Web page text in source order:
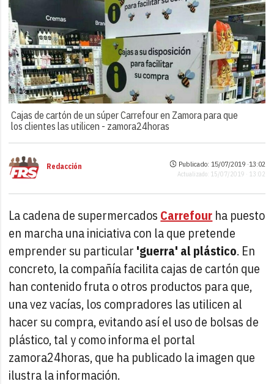
Cajas de cartón de un súper Carrefour en Zamora para que
los clientes las utilicen - zamora24horas
Redacción Publicado: 15/07/2019 ·13:02
Actualizado: 15/07/2019 · 13:02
La cadena de supermercados Carrefour ha puesto
en marcha una iniciativa con la que pretende
emprender su particular 'guerra' al plástico. En
concreto, la compañía facilita cajas de cartón que
han contenido fruta o otros productos para que,
una vez vacías, los compradores las utilicen al
hacer su compra, evitando así el uso de bolsas de
plástico, tal y como informa el portal
zamora24horas, que ha publicado la imagen que
ilustra la información.